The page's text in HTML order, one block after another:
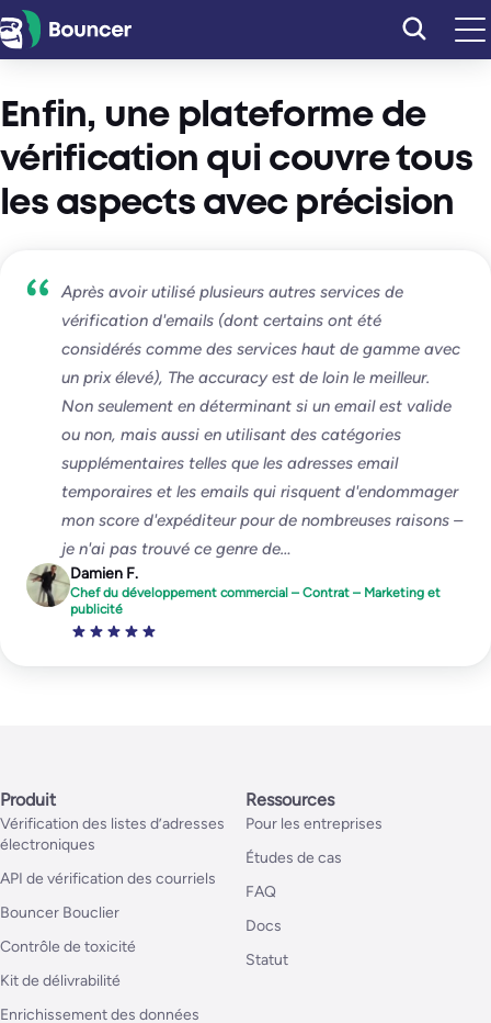
Aller
au
Enfin, une plateforme de
vérification qui couvre tous
les aspects avec précision
Après avoir utilisé plusieurs autres services de
vérification d'emails (dont certains ont été
considérés comme des services haut de gamme avec
un prix élevé), The accuracy est de loin le meilleur.
Non seulement en déterminant si un email est valide
ou non, mais aussi en utilisant des catégories
supplémentaires telles que les adresses email
temporaires et les emails qui risquent d'endommager
mon score d'expéditeur pour de nombreuses raisons –
je n'ai pas trouvé ce genre de…
Damien F.
Chef du développement commercial – Contrat – Marketing et
publicité
Produit
Vérification des listes d’adresses
électroniques
API de vérification des courriels
Bouncer Bouclier
Contrôle de toxicité
Kit de délivrabilité
Enrichissement des données
Ressources
Pour les entreprises
Études de cas
FAQ
Docs
Statut